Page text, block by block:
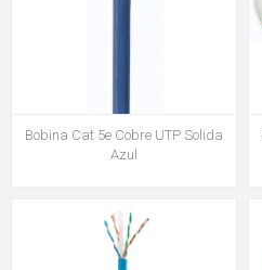
Bobina Cat 5e Cobre UTP Solida
Azul